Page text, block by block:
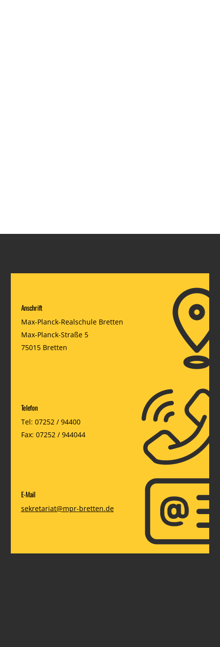
Anschrift
Max-Planck-Realschule Bretten
Max-Planck-Straße 5
75015 Bretten
Telefon
Tel: 07252 / 94400
Fax: 07252 / 944044
E-Mail
sekretariat@mpr-bretten.de